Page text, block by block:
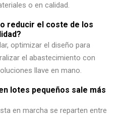
o en calidad.
reducir el coste de los
optimizar el diseño para
el abastecimiento con
llave en mano.
lotes pequeños sale más
en marcha se reparten entre